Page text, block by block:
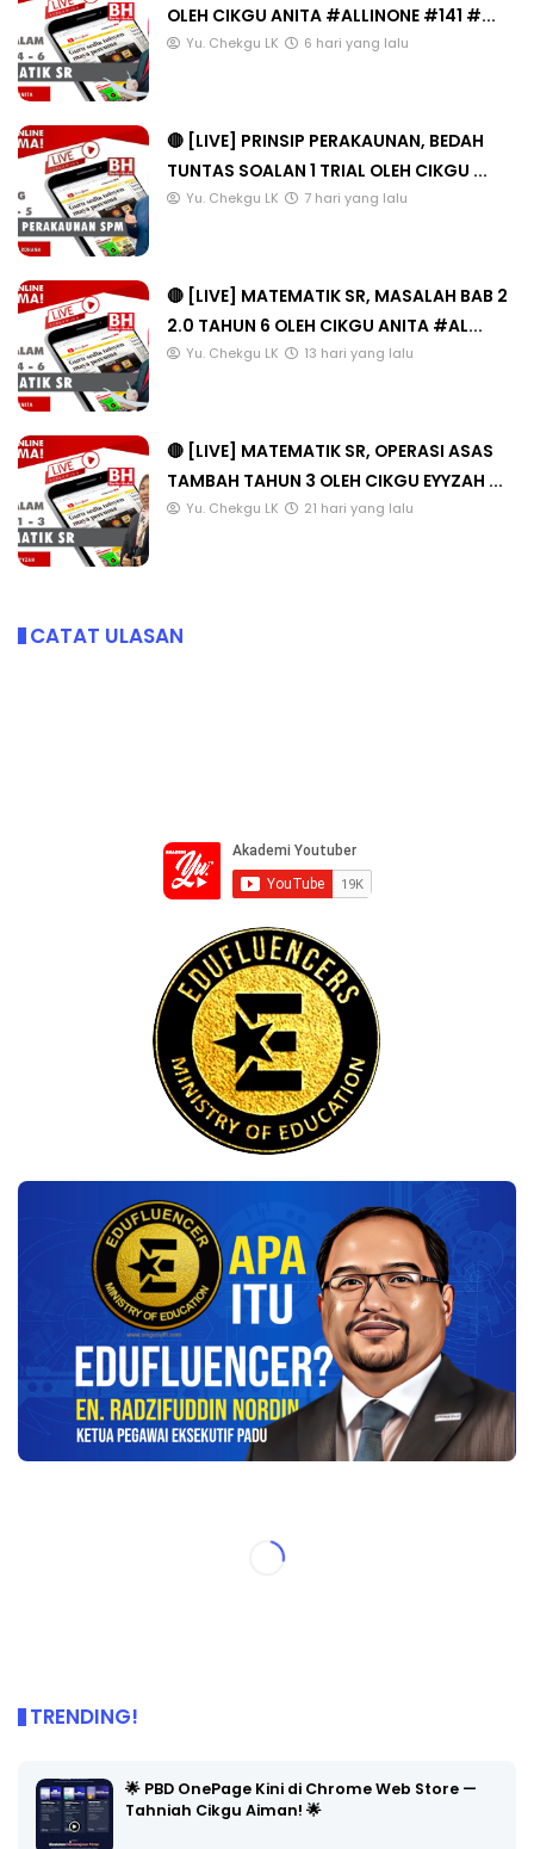
OLEH CIKGU ANITA #ALLINONE #141 #...
Yu. Chekgu LK 6 hari yang lalu
🔴 [LIVE] PRINSIP PERAKAUNAN, BEDAH
TUNTAS SOALAN 1 TRIAL OLEH CIKGU ...
Yu. Chekgu LK 7 hari yang lalu
🔴 [LIVE] MATEMATIK SR, MASALAH BAB 2
2.0 TAHUN 6 OLEH CIKGU ANITA #AL...
Yu. Chekgu LK 13 hari yang lalu
🔴 [LIVE] MATEMATIK SR, OPERASI ASAS
TAMBAH TAHUN 3 OLEH CIKGU EYYZAH ...
Yu. Chekgu LK 21 hari yang lalu
CATAT ULASAN
TRENDING!
🌟 PBD OnePage Kini di Chrome Web Store —
Tahniah Cikgu Aiman! 🌟